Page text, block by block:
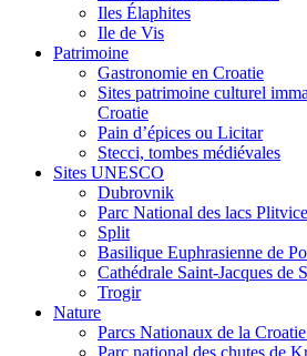
Iles Élaphites
Ile de Vis
Patrimoine
Gastronomie en Croatie
Sites patrimoine culturel
Croatie
Pain d’épices ou Licitar
Stecci, tombes médiévales
Sites UNESCO
Dubrovnik
Parc National des lacs Plitvice
Split
Basilique Euphrasienne de
Cathédrale Saint-Jacques de
Trogir
Nature
Parcs Nationaux de la
Parc national des chutes de